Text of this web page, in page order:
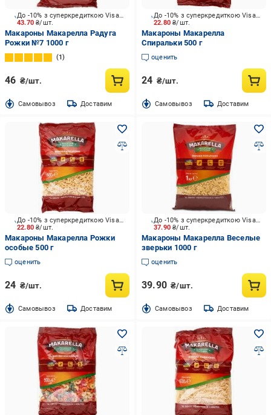
43.70₴/шт.
До -10% з суперкредиткою Visa Вигода
Макароны Макарелла Радуга
Рожки №7 1000 г
1
46 ₴/шт.
Cамовывоз Доставим
22.80₴/шт.
До -10% з суперкредиткою Visa Вигода
Макароны Макарелла
Спиральки 500 г
оценить
24 ₴/шт.
Cамовывоз Доставим
22.80₴/шт.
До -10% з суперкредиткою Visa Вигода
Макароны Макарелла Рожки
особые 500 г
оценить
24 ₴/шт.
Cамовывоз Доставим
37.90₴/шт.
До -10% з суперкредиткою Visa Вигода
Макароны Макарелла Веселые
зверьки 1000 г
оценить
39.90 ₴/шт.
Cамовывоз Доставим